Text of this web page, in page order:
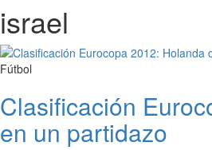
israel
Fútbol
Clasificación
en un partidazo